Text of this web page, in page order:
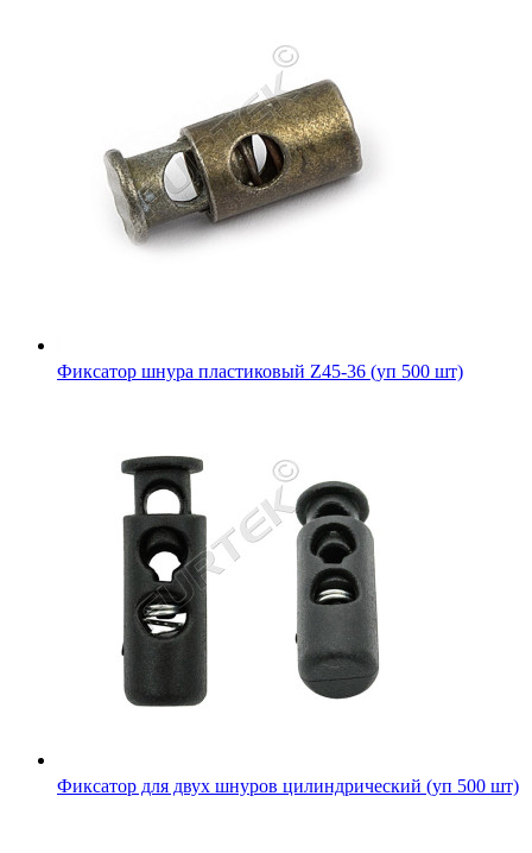
Фиксатор шнура пластиковый Z45-36 (уп 500 шт)
Фиксатор для двух шнуров цилиндрический (уп 500 шт)